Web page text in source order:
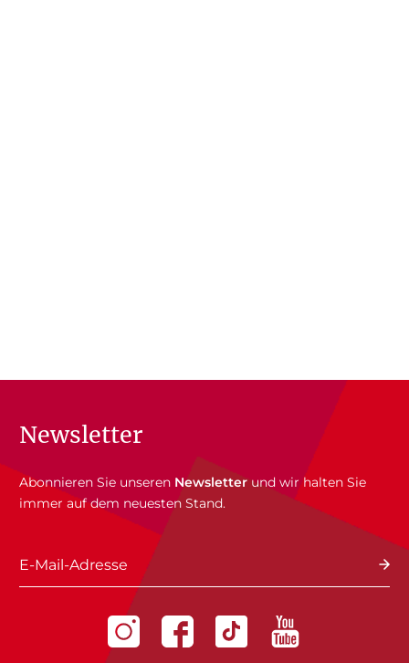
Newsletter
Abonnieren Sie unseren Newsletterund wir halten Sie
immer auf dem neuesten Stand.
E-Mail-Adresse